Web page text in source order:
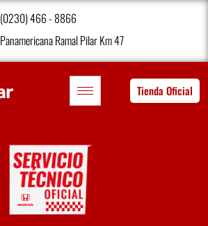
(0230) 466 - 8866
Panamericana Ramal Pilar Km 47
Tienda Oficial